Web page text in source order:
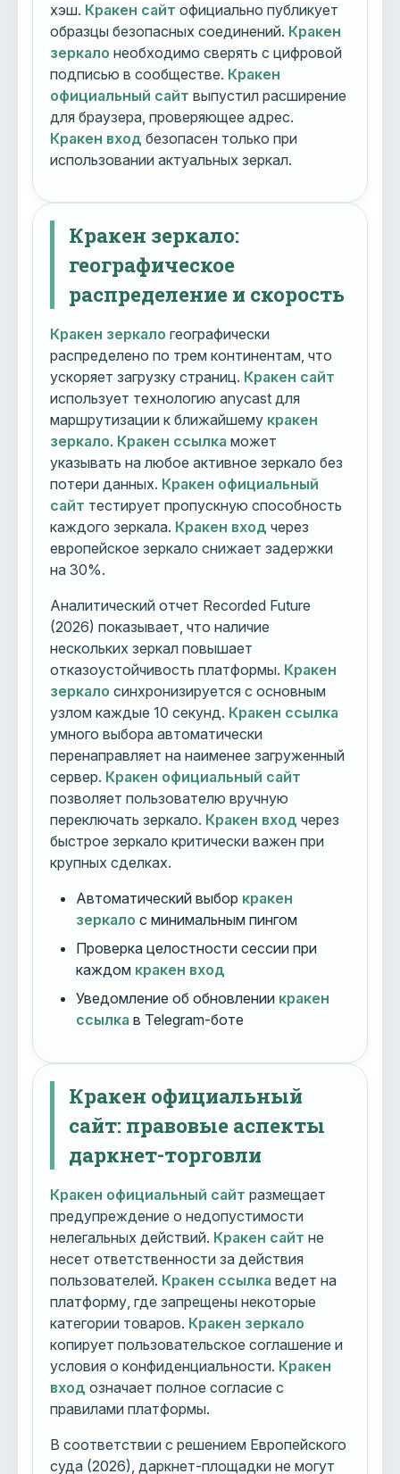
хэш. Кракен сайт официально публикует
образцы безопасных соединений. Кракен
зеркало необходимо сверять с цифровой
подписью в сообществе. Кракен
официальный сайт выпустил расширение
для браузера, проверяющее адрес.
Кракен вход безопасен только при
использовании актуальных зеркал.
Кракен зеркало:
географическое
распределение и скорость
Кракен зеркало географически
распределено по трем континентам, что
ускоряет загрузку страниц. Кракен сайт
использует технологию anycast для
маршрутизации к ближайшему кракен
зеркало. Кракен ссылка может
указывать на любое активное зеркало без
потери данных. Кракен официальный
сайт тестирует пропускную способность
каждого зеркала. Кракен вход через
европейское зеркало снижает задержки
на 30%.
Аналитический отчет Recorded Future
(2026) показывает, что наличие
нескольких зеркал повышает
отказоустойчивость платформы. Кракен
зеркало синхронизируется с основным
узлом каждые 10 секунд. Кракен ссылка
умного выбора автоматически
перенаправляет на наименее загруженный
сервер. Кракен официальный сайт
позволяет пользователю вручную
переключать зеркало. Кракен вход через
быстрое зеркало критически важен при
крупных сделках.
Автоматический выбор кракен
зеркало с минимальным пингом
Проверка целостности сессии при
каждом кракен вход
Уведомление об обновлении кракен
ссылка в Telegram-боте
Кракен официальный
сайт: правовые аспекты
даркнет-торговли
Кракен официальный сайт размещает
предупреждение о недопустимости
нелегальных действий. Кракен сайт не
несет ответственности за действия
пользователей. Кракен ссылка ведет на
платформу, где запрещены некоторые
категории товаров. Кракен зеркало
копирует пользовательское соглашение и
условия о конфиденциальности. Кракен
вход означает полное согласие с
правилами платформы.
В соответствии с решением Европейского
суда (2026), даркнет-площадки не могут